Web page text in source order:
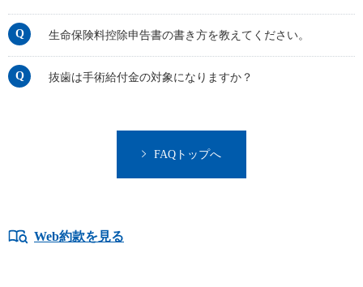
生命保険料控除申告書の書き方を教えてください。
抜歯は手術給付金の対象になりますか？
FAQトップへ
Web約款を見る